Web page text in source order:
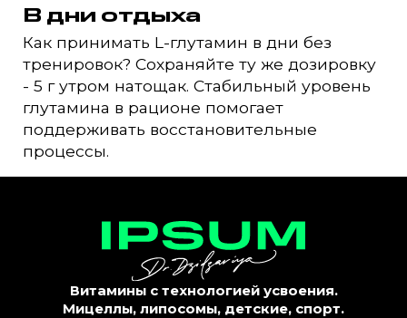
В дни отдыха
Как принимать L-глутамин в дни без
тренировок? Сохраняйте ту же дозировку
- 5 г утром натощак. Стабильный уровень
глутамина в рационе помогает
поддерживать восстановительные
процессы.
Витамины с технологией усвоения.
Мицеллы, липосомы, детские, спорт.